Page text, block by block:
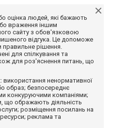
оцінка людей, які бажають
враження іншим
сайту з обов'язковою
відгука. Це допоможе
правильне рішення.
для спілкування та
для роз'яснення питань, що
використання ненормативної
образ; безпосереднє
конкуруючими компаніями;
що ображають діяльність
розміщення посилань на
реклама та